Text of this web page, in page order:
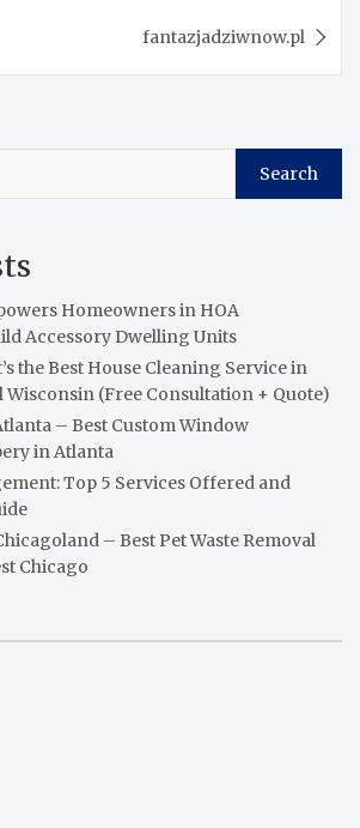
fantazjadziwnow.pl
Search
Homeowners in HOA
Accessory Dwelling Units
the Best House Cleaning Service in
(Free Consultation + Quote)
– Best Custom Window
in Atlanta
Top 5 Services Offered and
– Best Pet Waste Removal
Chicago